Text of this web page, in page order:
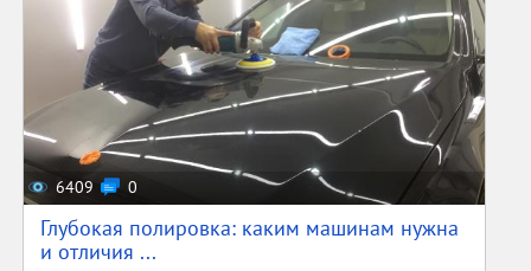
6409 0
Глубокая полировка: каким машинам нужна
и отличия ...